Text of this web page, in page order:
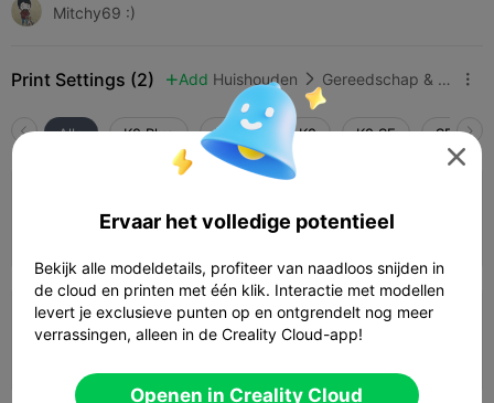
Mitchy69 :)
Print Settings (2)  Add Huishouden  Gereedschap & reserveonderdelen 
Alle K2 Plus K2 Pro K2 K2 SE SPARKX
 11h 22m  4 plates  587.75g
0.2mm layer, 2 walls, 15% infill

Ervaar het volledige potentieel
Bekijk alle modeldetails, profiteer van naadloos snijden in
de cloud en printen met één klik. Interactie met modellen
levert je exclusieve punten op en ontgrendelt nog meer
verrassingen, alleen in de Creality Cloud-app!
Openen in Creality Cloud